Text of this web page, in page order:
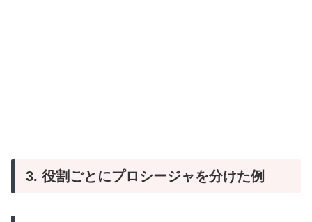
3. 役割ごとにプロシージャを分けた例